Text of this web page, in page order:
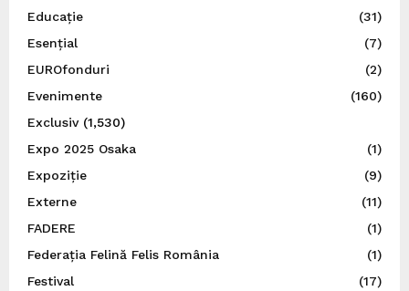
Educație
(31)
Esențial
(7)
EUROfonduri
(2)
Evenimente
(160)
Exclusiv(1,530)
Expo 2025 Osaka
(1)
Expoziție
(9)
Externe
(11)
FADERE
(1)
Federația Felină Felis România
(1)
Festival
(17)